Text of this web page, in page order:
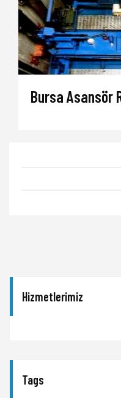
Bursa Asansör
Hizmetlerimiz
Tags